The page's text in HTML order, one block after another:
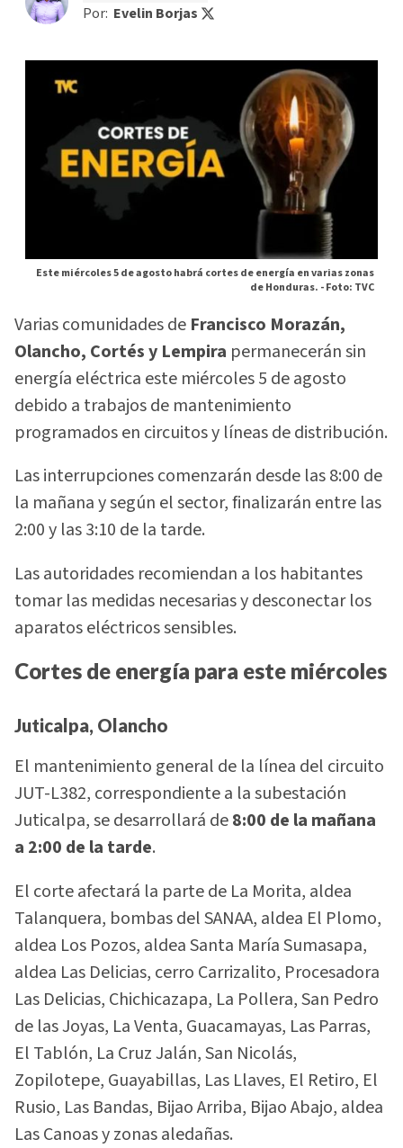
Por: Evelin Borjas
Este miércoles 5 de agosto habrá cortes de energía en varias zonas
de Honduras. -Foto: TVC
Varias comunidades de Francisco Morazán,
Olancho, Cortés y Lempira permanecerán sin
energía eléctrica este miércoles 5 de agosto
debido a trabajos de mantenimiento
programados en circuitos y líneas de distribución.
Las interrupciones comenzarán desde las 8:00 de
la mañana y según el sector, finalizarán entre las
2:00 y las 3:10 de la tarde.
Las autoridades recomiendan a los habitantes
tomar las medidas necesarias y desconectar los
aparatos eléctricos sensibles.
Cortes de energía para este miércoles
Juticalpa, Olancho
El mantenimiento general de la línea del circuito
JUT-L382, correspondiente a la subestación
Juticalpa, se desarrollará de8:00 de la mañana
a 2:00 de la tarde.
El corte afectará la parte de La Morita, aldea
Talanquera, bombas del SANAA, aldea El Plomo,
aldea Los Pozos, aldea Santa María Sumasapa,
aldea Las Delicias, cerro Carrizalito, Procesadora
Las Delicias, Chichicazapa, La Pollera, San Pedro
de las Joyas, La Venta, Guacamayas, Las Parras,
El Tablón, La Cruz Jalán, San Nicolás,
Zopilotepe, Guayabillas, Las Llaves, El Retiro, El
Rusio, Las Bandas, Bijao Arriba, Bijao Abajo, aldea
Las Canoas y zonas aledañas.